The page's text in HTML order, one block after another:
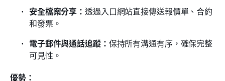
安全檔案分享：透過入口網站直接傳送報價單、合約
和發票。
電子郵件與通話追蹤： 保持所有溝通有序，確保完整
可見性。
優勢：